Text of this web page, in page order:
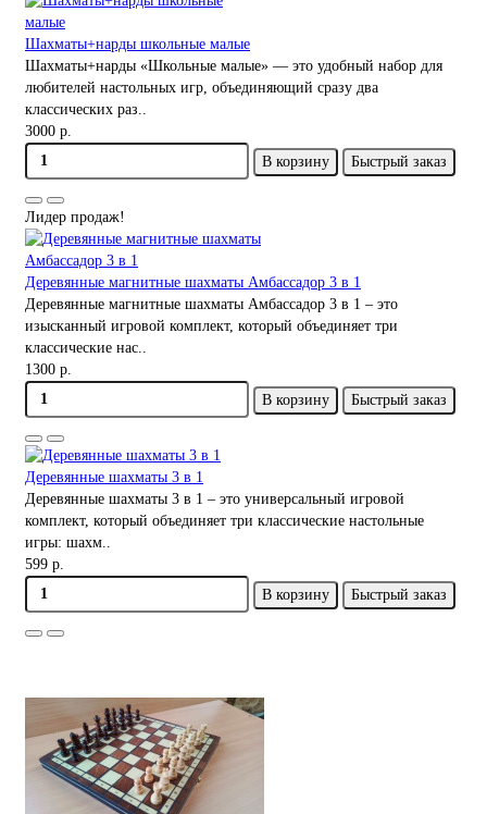
Шахматы+нарды школьные малые
Шахматы+нарды «Школьные малые» — это удобный набор для
любителей настольных игр, объединяющий сразу два
классических раз..
3000 р.
В корзину
Быстрый заказ
Лидер продаж!
Деревянные магнитные шахматы Амбассадор 3 в 1
Деревянные магнитные шахматы Амбассадор 3 в 1 – это
изысканный игровой комплект, который объединяет три
классические нас..
1300 р.
В корзину
Быстрый заказ
Деревянные шахматы 3 в 1
Деревянные шахматы 3 в 1 – это универсальный игровой
комплект, который объединяет три классические настольные
игры: шахм..
599 р.
В корзину
Быстрый заказ